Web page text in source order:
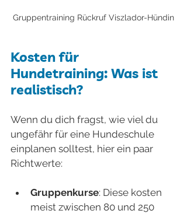
Gruppentraining Rückruf Viszlador-Hündin
Kosten für
Hundetraining: Was ist
realistisch?
Wenn du dich fragst, wie viel du
ungefähr für eine Hundeschule
einplanen solltest, hier ein paar
Richtwerte:
Gruppenkurse: Diese kosten
meist zwischen 80 und 250